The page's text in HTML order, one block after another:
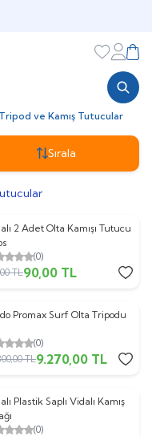
Favorilerim
Tripod ve Kamış Tutucular
Sırala
2 Adet Olta Kamışı Tutucu
(0)
TL90,00 TL
Promax Surf Olta Tripodu
(0)
TL9.270,00 TL
Plastik Saplı Vidalı Kamış
(0)